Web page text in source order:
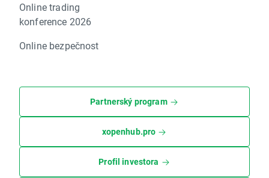
Online trading
konference 2026
Online bezpečnost
Partnerský program
xopenhub.pro
Profil investora